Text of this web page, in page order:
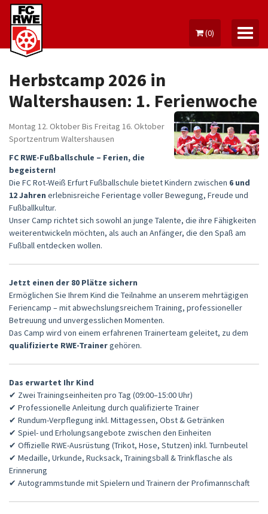
(0)
TICKETS
FANARTIKEL
FUSSBALLSCHULE
GUTSCHEINE
MITGLIEDSCHAFT
Herbstcamp 2026 in
Waltershausen: 1. Ferienwoche
Montag 12. OktoberBis Freitag 16. Oktober
Sportzentrum Waltershausen
FC RWE-Fußballschule – Ferien, die
begeistern!
Die FC Rot-Weiß Erfurt Fußballschule bietet Kindern zwischen 6 und
12 Jahren erlebnisreiche Ferientage voller Bewegung, Freude und
Fußballkultur.
Unser Camp richtet sich sowohl an junge Talente, die ihre Fähigkeiten
weiterentwickeln möchten, als auch an Anfänger, die den Spaß am
Fußball entdecken wollen.
Jetzt einen der 80 Plätze sichern
Ermöglichen Sie Ihrem Kind die Teilnahme an unserem mehrtägigen
Feriencamp – mit abwechslungsreichem Training, professioneller
Betreuung und unvergesslichen Momenten.
Das Camp wird von einem erfahrenen Trainerteam geleitet, zu dem
qualifizierte RWE-Trainergehören.
Das erwartet Ihr Kind
✔ Zwei Trainingseinheiten pro Tag (09:00–15:00 Uhr)
✔ Professionelle Anleitung durch qualifizierte Trainer
✔ Rundum-Verpflegung inkl. Mittagessen, Obst & Getränken
✔ Spiel- und Erholungsangebote zwischen den Einheiten
✔ Offizielle RWE-Ausrüstung (Trikot, Hose, Stutzen) inkl. Turnbeutel
✔ Medaille, Urkunde, Rucksack, Trainingsball & Trinkflasche als
Erinnerung
✔ Autogrammstunde mit Spielern und Trainern der Profimannschaft